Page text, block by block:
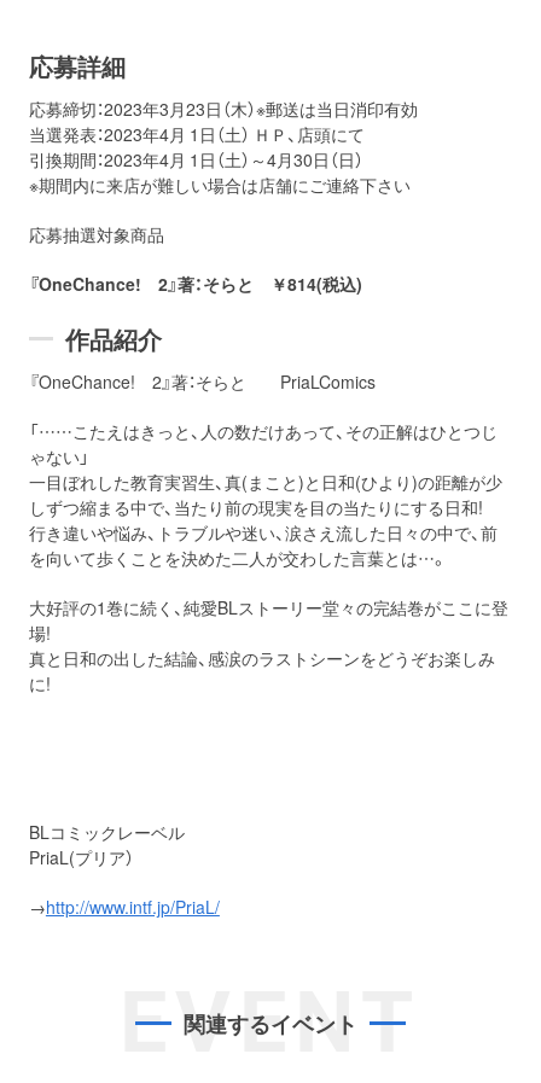
応募詳細
応募締切：2023年3月23日（木）※郵送は当日消印有効
当選発表：2023年4月 1日（土） ＨＰ、店頭にて
引換期間：2023年4月 1日（土）～4月30日（日）
※期間内に来店が難しい場合は店舗にご連絡下さい
応募抽選対象商品
『OneChance! 2』著：そらと ￥814(税込)
作品紹介
『OneChance! 2』著：そらと PriaLComics
「……こたえはきっと、人の数だけあって、その正解はひとつじ
ゃない」
一目ぼれした教育実習生、真(まこと)と日和(ひより)の距離が少
しずつ縮まる中で、当たり前の現実を目の当たりにする日和!
行き違いや悩み、トラブルや迷い、涙さえ流した日々の中で、前
を向いて歩くことを決めた二人が交わした言葉とは…。
大好評の1巻に続く、純愛BLストーリー堂々の完結巻がここに登
場!
真と日和の出した結論、感涙のラストシーンをどうぞお楽しみ
に!
BLコミックレーベル
PriaL(プリア）
→http://www.intf.jp/PriaL/
EVENT
関連するイベント